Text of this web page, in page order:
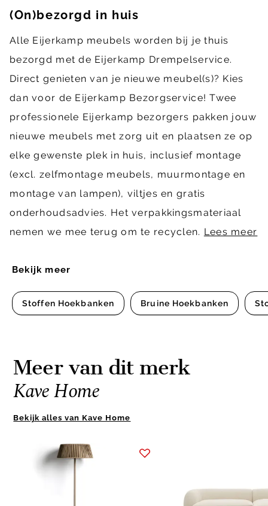
Bekijk meer
Stoffen Hoekbanken Bruine Hoekbanken
(On)bezorgd in huis
Alle Eijerkamp meubels worden bij je thuis
bezorgd met de Eijerkamp Drempelservice.
Direct genieten van je nieuwe meubel(s)? Kies
dan voor de Eijerkamp Bezorgservice! Twee
professionele Eijerkamp bezorgers pakken jouw
nieuwe meubels met zorg uit en plaatsen ze op
elke gewenste plek in huis, inclusief montage
(excl. zelfmontage meubels, muurmontage en
montage van lampen), viltjes en gratis
onderhoudsadvies. Het verpakkingsmateriaal
nemen we mee terug om te recyclen. Lees meer
Meer van dit merk
Kave Home
Bekijk alles van Kave Home